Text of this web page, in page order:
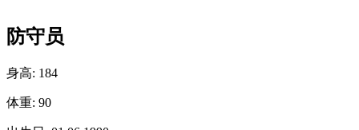
防守员
身高: 184
体重: 90